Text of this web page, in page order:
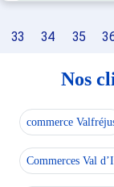
33 34 35
Nos
commerce
Commerces Val